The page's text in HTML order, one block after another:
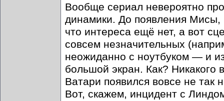
Вообще сериал невероятно
динамики. До появления Мисы,
что интереса ещё нет, а вот
совсем незначительных
неожиданно с ноутбуком — и
большой экран. Как? Никакого
Ватари появился вовсе не так
Вот, скажем, инцидент с